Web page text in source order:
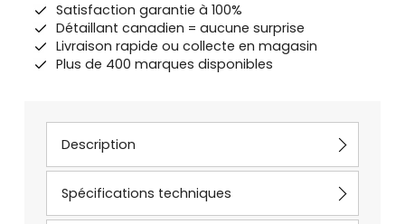
Satisfaction garantie à 100%
Détaillant canadien = aucune surprise
Livraison rapide ou collecte en magasin
Plus de 400 marques disponibles
Description
Spécifications techniques